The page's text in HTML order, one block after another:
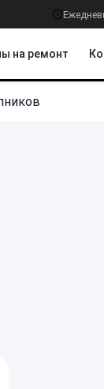
на ремонт